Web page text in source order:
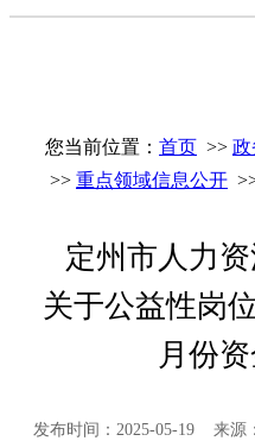
您当前位置： 首页 >> 政
>> 重点领域信息公开
定州市人力
关于公益性岗
月份
发布时间：2025-05-19 来源